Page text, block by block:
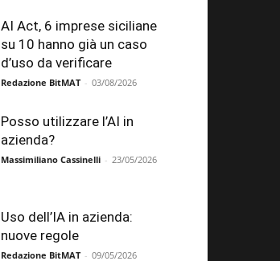
AI Act, 6 imprese siciliane
su 10 hanno già un caso
d’uso da verificare
Redazione BitMAT - 03/08/2026
Posso utilizzare l’AI in
azienda?
Massimiliano Cassinelli - 23/05/2026
Uso dell’IA in azienda:
nuove regole
Redazione BitMAT - 09/05/2026